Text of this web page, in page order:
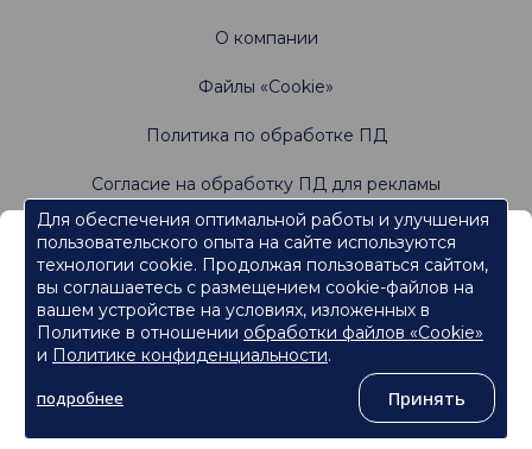
, 2026
О компании
Файлы «Cookie»
Политика по обработке ПД
Согласие на обработку ПД для рекламы
Не является офертой. Имеются противопоказания.
Проконсультируйтесь со специалистами
Информация, содержащаяся на данном веб-
сайте, предназначена для работников
сферы здравоохранения.
Нажмите кнопку "Продолжить", чтобы подтвердить, что
являетесь работником сферы здравоохранения и перейти к
Для обеспечения оптимальной работы и улучшения
пользовательского опыта на сайте используются
технологии cookie. Продолжая пользоваться сайтом,
вы соглашаетесь с размещением cookie-файлов на
вашем устройстве на условиях, изложенных в
Политике в отношении обработки файлов «Cookie»
и Политике конфиденциальности.
подробнее
Принять